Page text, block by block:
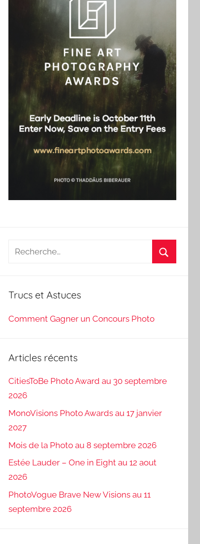
Recherche
Trucs et Astuces
Comment Gagner un Concours Photo
Articles récents
CitiesToBe Photo Award au 30 septembre
2026
MonoVisions Photo Awards au 17 janvier
2027
Mois de la Photo au 8 septembre 2026
Estée Lauder – One in Eight au 12 aout
2026
PhotoVogue Brave New Visions au 11
septembre 2026